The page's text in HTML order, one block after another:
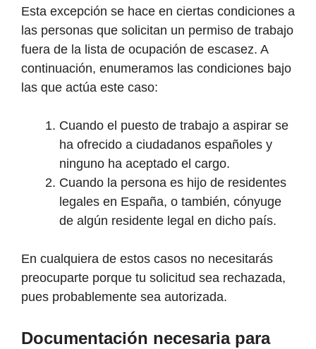
Esta excepción se hace en ciertas condiciones a
las personas que solicitan un permiso de trabajo
fuera de la lista de ocupación de escasez. A
continuación, enumeramos las condiciones bajo
las que actúa este caso:
Cuando el puesto de trabajo a aspirar se
ha ofrecido a ciudadanos españoles y
ninguno ha aceptado el cargo.
Cuando la persona es hijo de residentes
legales en España, o también, cónyuge
de algún residente legal en dicho país.
En cualquiera de estos casos no necesitarás
preocuparte porque tu solicitud sea rechazada,
pues probablemente sea autorizada.
Documentación necesaria para